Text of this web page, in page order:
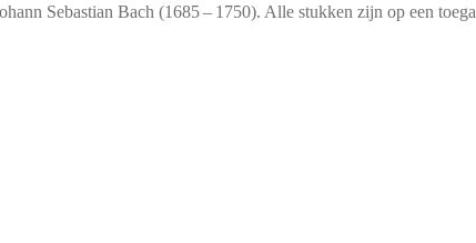
Sebastian Bach (1685 – 1750). Alle stukken zijn op een